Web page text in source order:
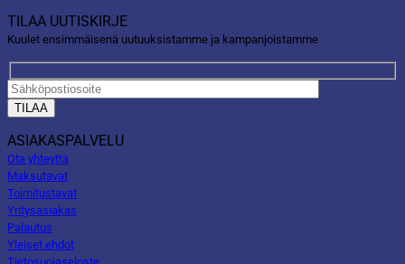
TILAA UUTISKIRJE
Kuulet ensimmäisenä uutuuksistamme ja kampanjoistamme
ASIAKASPALVELU
Ota yhteyttä
Maksutavat
Toimitustavat
Yritysasiakas
Palautus
Yleiset ehdot